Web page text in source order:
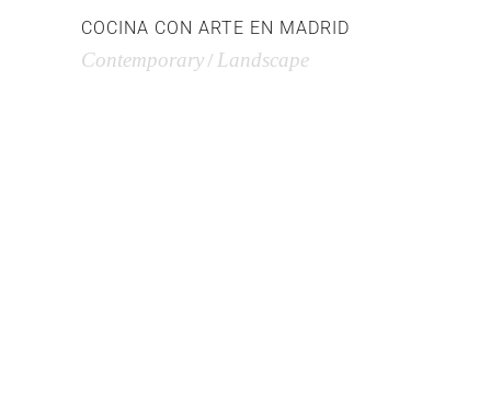
COCINA CON ARTE EN MADRID
Contemporary Landscape